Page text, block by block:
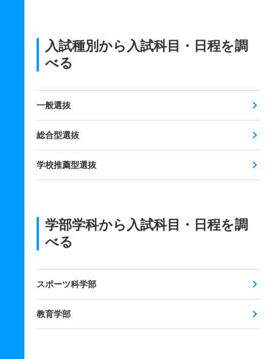
入試種別から入試科目・日程を調
べる
一般選抜
総合型選抜
学校推薦型選抜
学部学科から入試科目・日程を調
べる
スポーツ科学部
教育学部